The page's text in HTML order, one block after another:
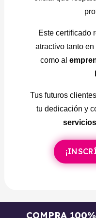
Este certificado
atractivo tanto en
como al
Tus futuros
tu dedicación y
COMPRA